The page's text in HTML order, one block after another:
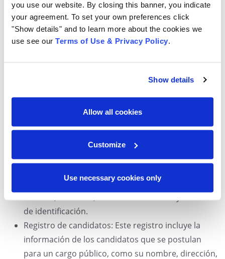
you use our website. By closing this banner, you indicate
your agreement. To set your own preferences click
"Show details" and to learn more about the cookies we
use see our Terms of Use & Privacy Policy
Show details
Allow all cookies
Customize
Use necessary cookies only
certificado le servirá como prueba de que los registros
fueron destruidos de forma segura y confidencial.
MANEJO DE REGISTROS SALUDABLE DURANTE
Los registros son muy importantes durante el periodo
documentos que se deben mantener durante el
período de elecciones varían según el país o la
jurisdicción. Sin embargo, en general, estos registros
incluyen los siguientes:
información de los votantes registrados, como su
de identificación.
Registro de candidatos: Este registro incluye la
información de los candidatos que se postulan
para un cargo público, como su nombre, dirección,